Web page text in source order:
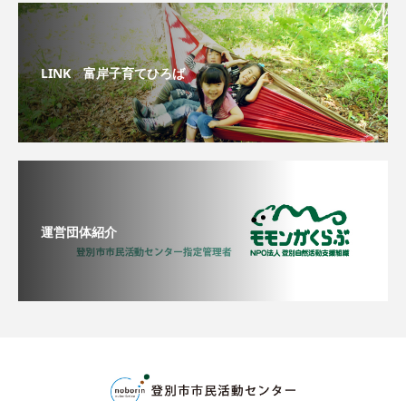
LINK 富岸子育てひろば
運営団体紹介